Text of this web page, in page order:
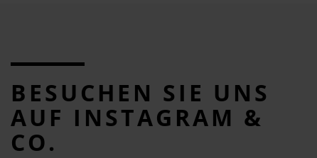
BESUCHEN SIE UNS
AUF INSTAGRAM &
CO.